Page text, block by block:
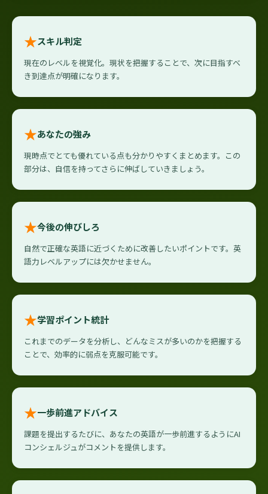
★スキル判定
現在のレベルを視覚化。現状を把握することで、次に目指すべ
き到達点が明確になります。
★あなたの強み
現時点でとても優れている点も分かりやすくまとめます。この
部分は、自信を持ってさらに伸ばしていきましょう。
★今後の伸びしろ
自然で正確な英語に近づくために改善したいポイントです。英
語力レベルアップには欠かせません。
★学習ポイント統計
これまでのデータを分析し、どんなミスが多いのかを把握する
ことで、効率的に弱点を克服可能です。
★一歩前進アドバイス
課題を提出するたびに、あなたの英語が一歩前進するようにAI
コンシェルジュがコメントを提供します。